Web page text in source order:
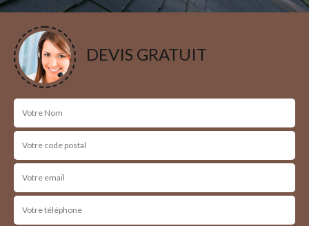
Nous intervenons 24h/24 sur 7j/7 en cas
DEVIS GRATUIT